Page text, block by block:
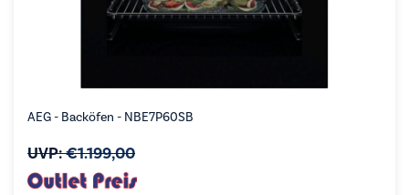
AEG - Backöfen - NBE7P60SB
UVP:€1.199,00